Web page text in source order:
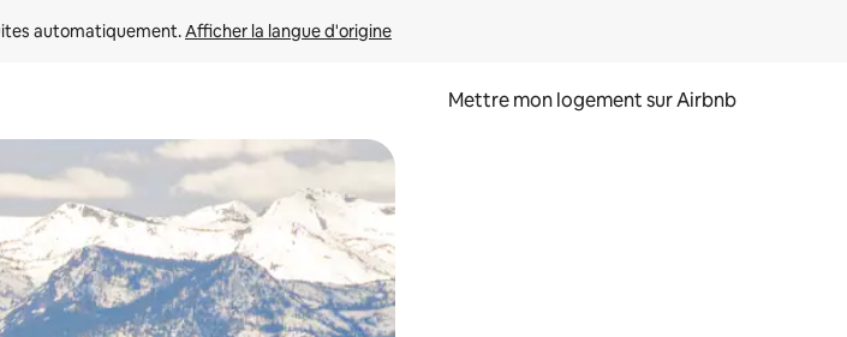
automatiquement. Afficher la langue d'origine
Mettre mon logement sur Airbnb